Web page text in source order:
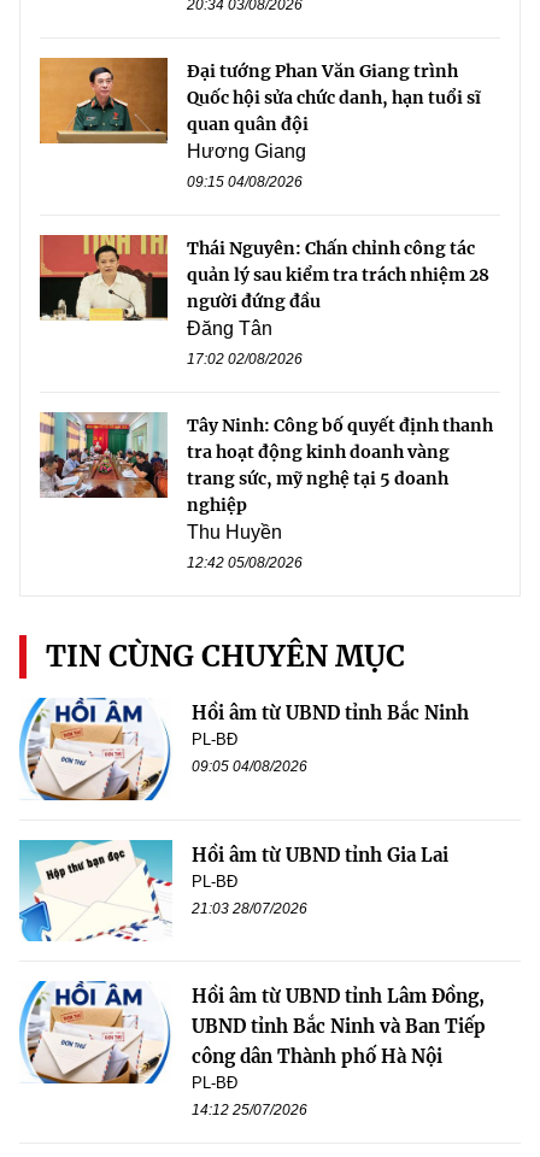
20:34 03/08/2026
Đại tướng Phan Văn Giang trình
Quốc hội sửa chức danh, hạn tuổi sĩ
quan quân đội
Hương Giang
09:15 04/08/2026
Thái Nguyên: Chấn chỉnh công tác
quản lý sau kiểm tra trách nhiệm 28
người đứng đầu
Đăng Tân
17:02 02/08/2026
Tây Ninh: Công bố quyết định thanh
tra hoạt động kinh doanh vàng
trang sức, mỹ nghệ tại 5 doanh
nghiệp
Thu Huyền
12:42 05/08/2026
TIN CÙNG CHUYÊN MỤC
Hồi âm từ UBND tỉnh Bắc Ninh
PL-BĐ
09:05 04/08/2026
Hồi âm từ UBND tỉnh Gia Lai
PL-BĐ
21:03 28/07/2026
Hồi âm từ UBND tỉnh Lâm Đồng,
UBND tỉnh Bắc Ninh và Ban Tiếp
công dân Thành phố Hà Nội
PL-BĐ
14:12 25/07/2026